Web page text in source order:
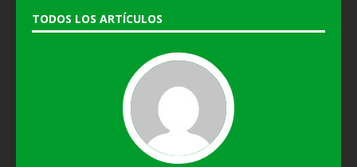
TODOS LOS ARTÍCULOS